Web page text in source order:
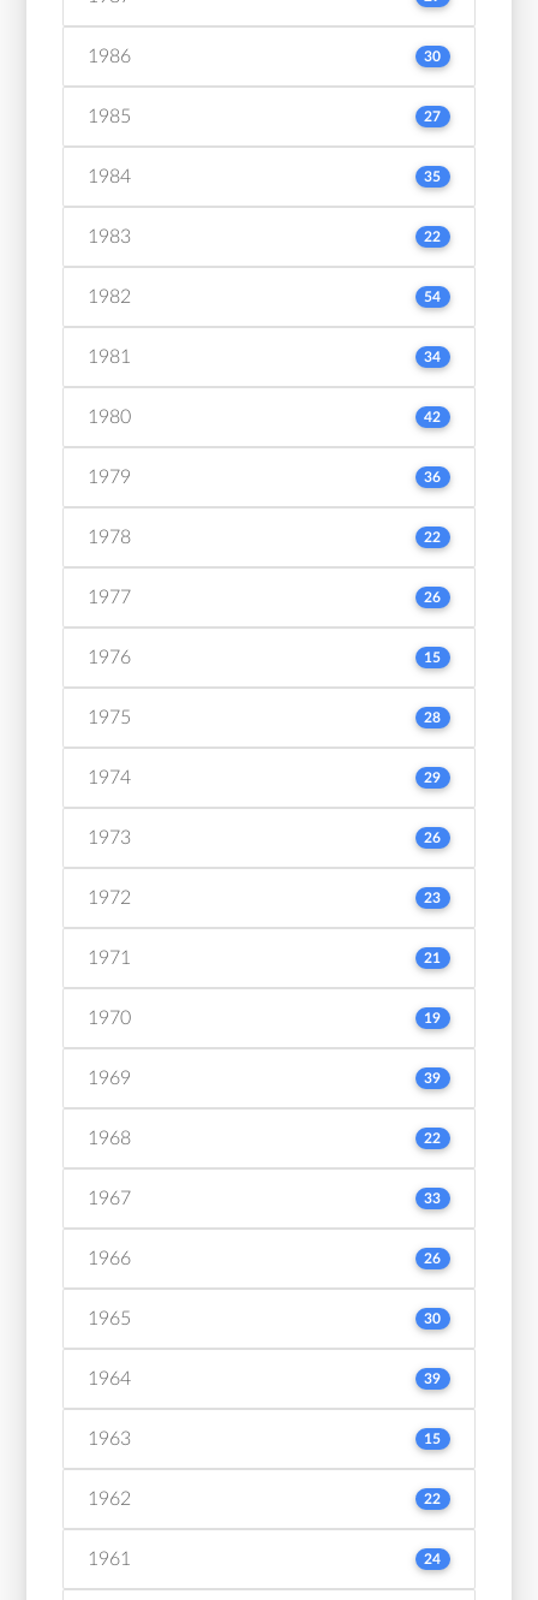
1986 30
1985 27
1984 35
1983 22
1982 54
1981 34
1980 42
1979 36
1978 22
1977 26
1976 15
1975 28
1974 29
1973 26
1972 23
1971 21
1970 19
1969 39
1968 22
1967 33
1966 26
1965 30
1964 39
1963 15
1962 22
1961 24